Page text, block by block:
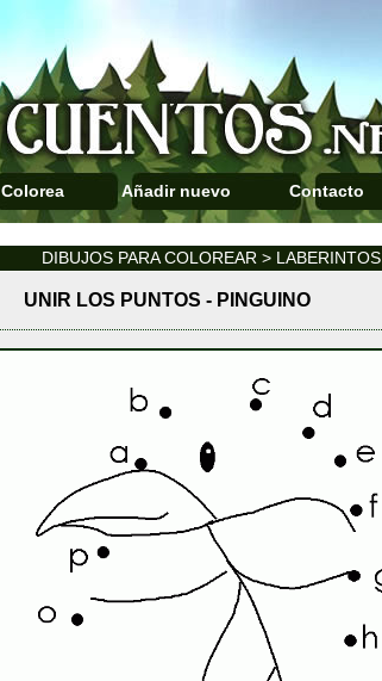
Colorea Añadir nuevo Contacto
DIBUJOS PARA COLOREAR > LABERINTOS
UNIR LOS PUNTOS - PINGUINO